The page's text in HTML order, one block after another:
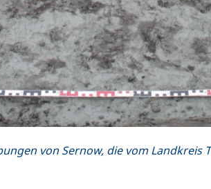
von Sernow, die vom